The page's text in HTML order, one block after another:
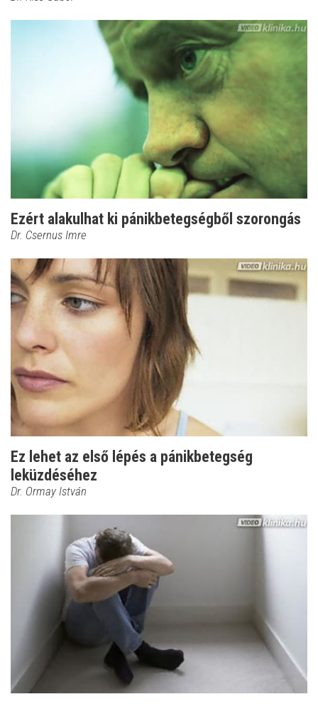
Ezért alakulhat ki pánikbetegségből szorongás
Dr. Csernus Imre
Ez lehet az első lépés a pánikbetegség
leküzdéséhez
Dr. Ormay István